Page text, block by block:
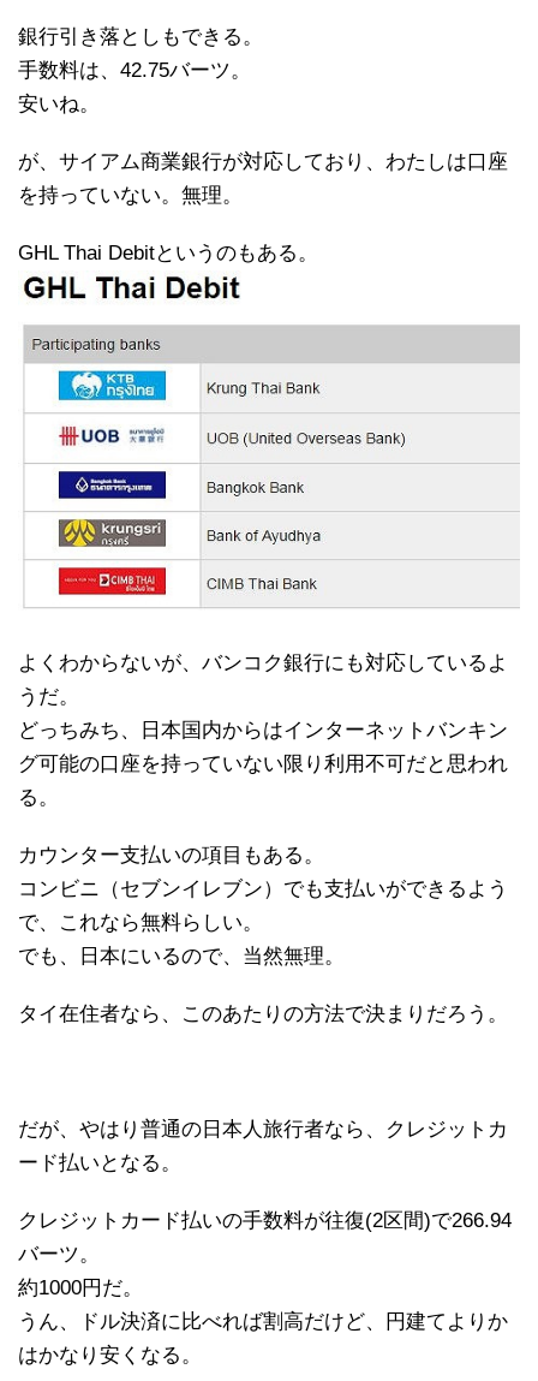
銀行引き落としもできる。
手数料は、42.75バーツ。
安いね。
が、サイアム商業銀行が対応しており、わたしは口座
を持っていない。無理。
GHL Thai Debitというのもある。
よくわからないが、バンコク銀行にも対応しているよ
うだ。
どっちみち、日本国内からはインターネットバンキン
グ可能の口座を持っていない限り利用不可だと思われ
る。
カウンター支払いの項目もある。
コンビニ（セブンイレブン）でも支払いができるよう
で、これなら無料らしい。
でも、日本にいるので、当然無理。
タイ在住者なら、このあたりの方法で決まりだろう。
だが、やはり普通の日本人旅行者なら、クレジットカ
ード払いとなる。
クレジットカード払いの手数料が往復(2区間)で266.94
バーツ。
約1000円だ。
うん、ドル決済に比べれば割高だけど、円建てよりか
はかなり安くなる。